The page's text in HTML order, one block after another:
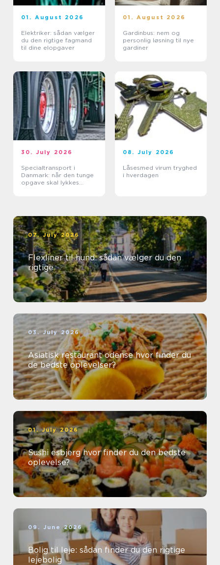
01. August 2026
Elektriker: sådan vælger
du den rigtige fagmand
til dine elopgaver
01. August 2026
Gardinbus: nem og
personlig løsning til nye
gardiner
30. July 2026
Specialtransport i
Danmark: når den tunge
opgave skal lykkes
08. July 2026
Låsesmed virum tryghed
i hverdagen
07. July 2026
Flexliner til hund: sådan vælger du den
rigtige
03. July 2026
Asiatisk restaurant odense hvor finder du
de bedste oplevelser?
01. July 2026
Sushi esbjerg hvor finder du den bedste
oplevelse?
09. June 2026
Bolig til leje: sådan finder du den rigtige
lejebolig